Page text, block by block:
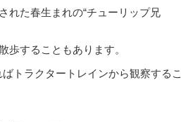
れた春生まれの“チューリップ兄
歩することもあります。
トラクタートレインから観察するこ